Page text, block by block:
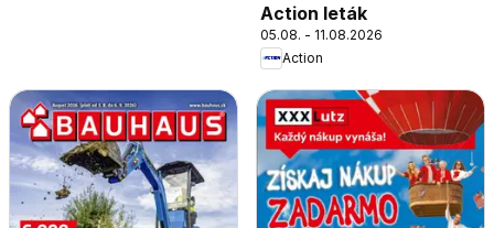
Action leták
05.08. - 11.08.2026
Action